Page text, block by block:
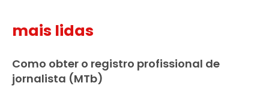
mais lidas
Como obter o registro profissional de
jornalista (MTb)